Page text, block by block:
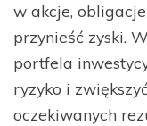
w akcje,
przynieść zyski.
portfela
ryzyko i
oczekiwanych